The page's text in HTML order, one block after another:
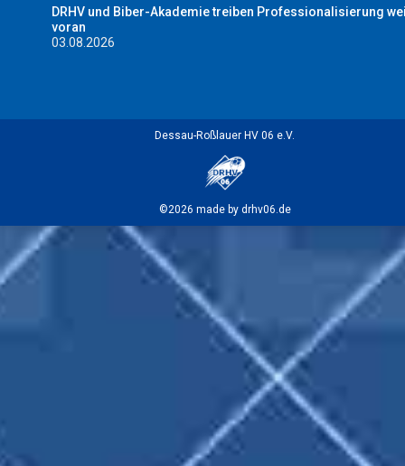
DRHV und Biber-Akademie treiben Professionalisierung
voran
03.08.2026
Dessau-Roßlauer HV 06 e.V.
©2026 made by drhv06.de